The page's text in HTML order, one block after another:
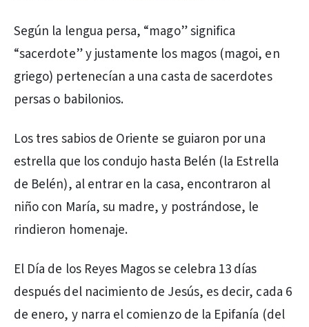
Según la lengua persa, “mago” significa
“sacerdote” y justamente los magos (magoi, en
griego) pertenecían a una casta de sacerdotes
persas o babilonios.
Los tres sabios de Oriente se guiaron por una
estrella que los condujo hasta Belén (la Estrella
de Belén), al entrar en la casa, encontraron al
niño con María, su madre, y postrándose, le
rindieron homenaje.
El Día de los Reyes Magos se celebra 13 días
después del nacimiento de Jesús, es decir, cada 6
de enero, y narra el comienzo de la Epifanía (del